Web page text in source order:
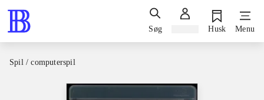
Søg Husk Menu
Spil / computerspil